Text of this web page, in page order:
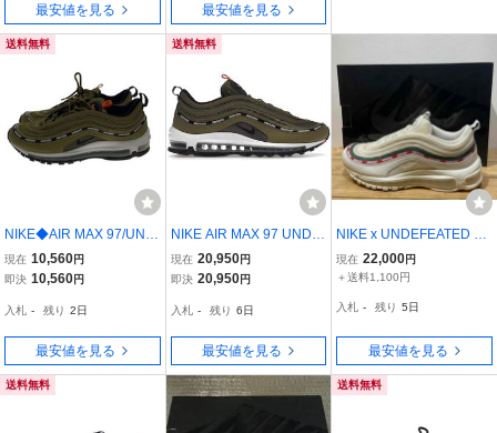
最安値を見る 最安値を見る
送料無料
NIKE◆AIR MAX 97/UND
FTD/27cm/KHK/DC4830-
300
現在 10,560円
即決 10,560円
入札 - 残り 2日
最安値を見る
送料無料
NIKE AIR MAX 97 UNDF
TD Undefeated DC4830-
300 US8 26cm アンディ
現在 20,950円
即決 20,950円
入札 - 残り 6日
最安値を見る
NIKE x UNDEFEATED AI
R MAX 97 OG UNDFTD
"WHITE" 26.5cm AJ1986-
ーテッド エアマックス 97
現在 22,000円
＋送料1,100円
入札 - 残り 5日
最安値を見る
送料無料 送料無料